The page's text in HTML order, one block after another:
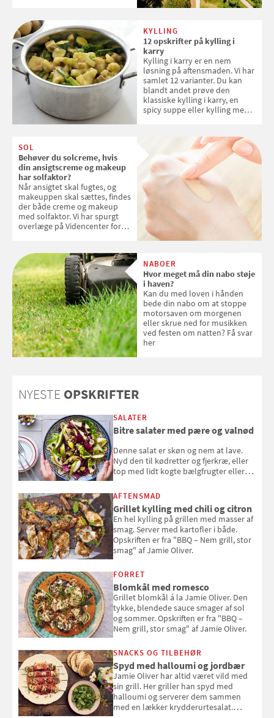
KYLLING
12 opskrifter på kylling i
karry
Kylling i karry er en nem
løsning på aftensmaden. Vi har
samlet 12 varianter. Du kan
blandt andet prøve den
klassiske kylling i karry, en
spicy suppe eller kylling med
SOL
Behøver du solcreme, hvis
din ansigtscreme og makeup
har solfaktor?
Når ansigtet skal fugtes, og
makeuppen skal sættes, findes
der både creme og makeup
med solfaktor. Vi har spurgt
overlæge på Videncenter for
med SPF kan erstatte
solcreme, når man bevæger
sig ud i solen
NABOER
Hvor meget må din nabo støje
i haven?
Kan du med loven i hånden
bede din nabo om at stoppe
motorsaven om morgenen
eller skrue ned for musikken
ved festen om natten? Få svar
her
NYESTE OPSKRIFTER
SALATER
Bitre salater med pære og valnød
Denne salat er skøn og nem at lave.
Nyd den til kødretter og fjerkræ, eller
top med lidt kogte bælgfrugter eller
selvstændigt måltid. Opskriften er fra
Louisa Lorangs kogebog "Salat".
AFTENSMAD
Grillet kylling med chili og citron
En hel kylling på grillen med masser af
smag. Server med kartofler i både.
Opskriften er fra "BBQ – Nem grill, stor
smag" af Jamie Oliver.
FORRET
Blomkål med romesco
Grillet blomkål á la Jamie Oliver. Den
tykke, blendede sauce smager af sol
og sommer. Opskriften er fra "BBQ –
Nem grill, stor smag" af Jamie Oliver.
SNACKS OG TILBEHØR
Spyd med halloumi og jordbær
Jamie Oliver har altid været vild med
sin grill. Her griller han spyd med
halloumi og serverer dem sammen
med en lækker krydderurtesalat.